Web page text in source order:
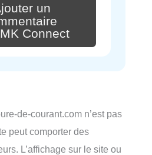
un
Connect
de-courant.com n’est pas
peut comporter des
L’affichage sur le site ou